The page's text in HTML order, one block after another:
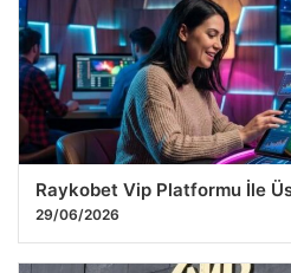
Raykobet Vip Platformu İle
29/06/2026